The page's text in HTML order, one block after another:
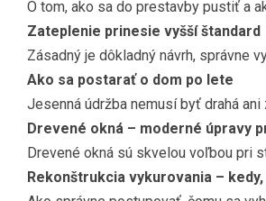
O tom, ako sa do prestavby pustiť a
Zateplenie prinesie vyšší štandard
Zásadný je dôkladný návrh, správne
Ako sa postarať o dom po lete
Jesenná údržba nemusí byť drahá
Drevené okná – moderné úpravy
Drevené okná sú skvelou voľbou pri
Rekonštrukcia vykurovania –